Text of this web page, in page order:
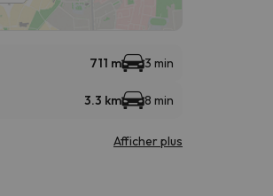
711 m 3 min
3.3 km 8 min
Afficher plus